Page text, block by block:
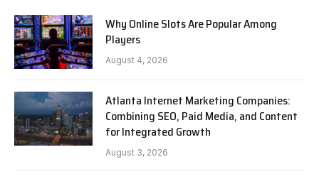
Why Online Slots Are Popular Among
Players
August 4, 2026
Atlanta Internet Marketing Companies:
Combining SEO, Paid Media, and Content
for Integrated Growth
August 3, 2026